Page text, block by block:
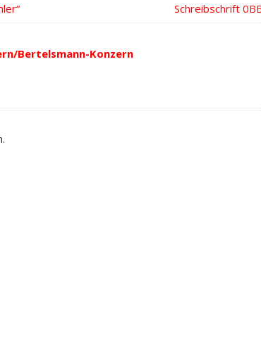
Nächster
Schreibschrift
Bertelsmann-Konzern